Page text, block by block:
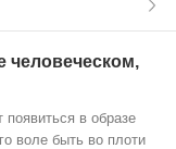
человеческом,
в образе
воле быть во плоти